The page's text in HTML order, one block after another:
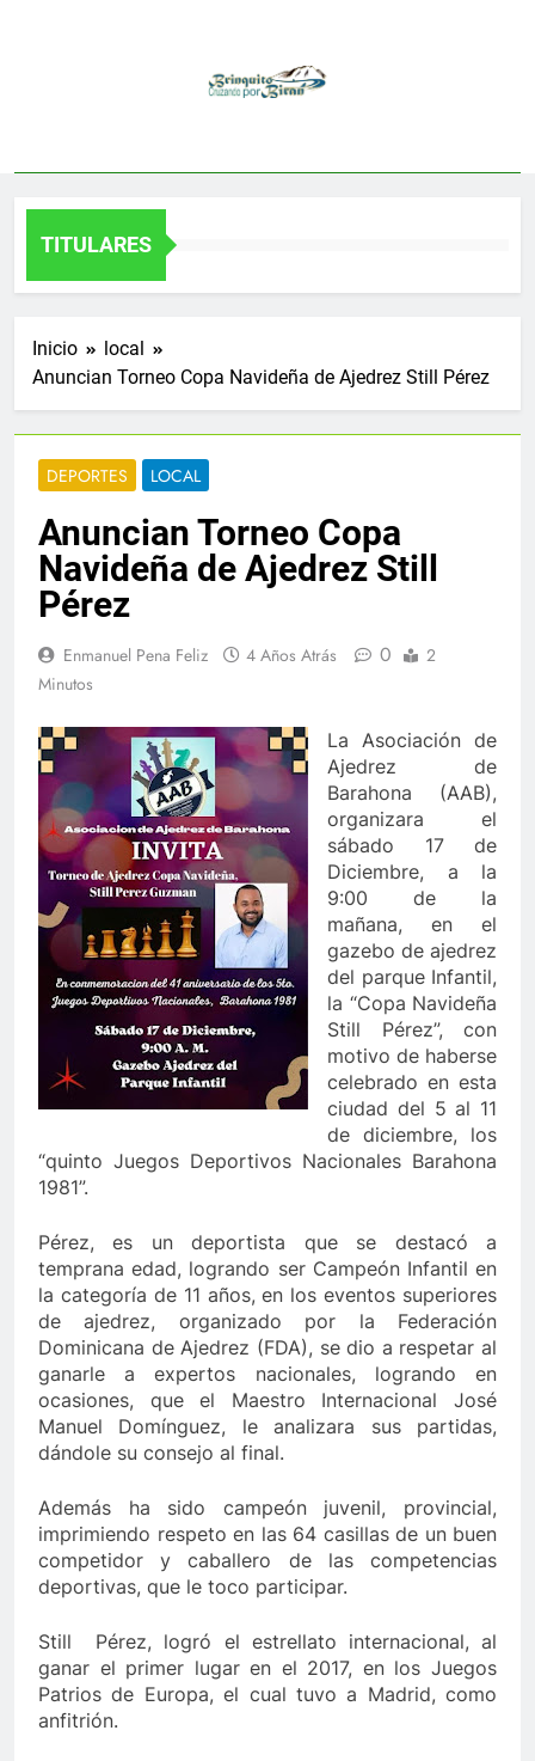
TITULARES
Inicio
local
Anuncian Torneo Copa Navideña de Ajedrez Still Pérez
DEPORTES LOCAL
Anuncian Torneo Copa
Navideña de Ajedrez Still
Pérez
Enmanuel Pena Feliz 4 Años Atrás 0
2
Minutos
La Asociación de
Ajedrez de
Barahona (AAB),
organizara el
sábado 17 de
Diciembre, a la
9:00 de la
mañana, en el
gazebo de ajedrez
del parque Infantil,
la “Copa Navideña
Still Pérez”, con
motivo de haberse
celebrado en esta
ciudad del 5 al 11
de diciembre, los
“quinto Juegos Deportivos Nacionales Barahona
1981”.
Pérez, es un deportista que se destacó a
temprana edad, logrando ser Campeón Infantil en
la categoría de 11 años, en los eventos superiores
de ajedrez, organizado por la Federación
Dominicana de Ajedrez (FDA), se dio a respetar al
ganarle a expertos nacionales, logrando en
ocasiones, que el Maestro Internacional José
Manuel Domínguez, le analizara sus partidas,
dándole su consejo al final.
Además ha sido campeón juvenil, provincial,
imprimiendo respeto en las 64 casillas de un buen
competidor y caballero de las competencias
deportivas, que le toco participar.
Still Pérez, logró el estrellato internacional, al
ganar el primer lugar en el 2017, en los Juegos
Patrios de Europa, el cual tuvo a Madrid, como
anfitrión.